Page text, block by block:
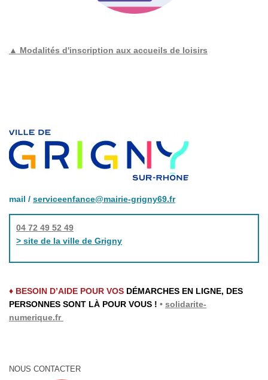
▲ Modalités d'inscription aux accueils de loisirs
mail / serviceenfance@mairie-grigny69.fr
04 72 49 52 49
> site de la ville de Grigny
♦ BESOIN D’AIDE POUR VOS DÉMARCHES EN LIGNE, DES
PERSONNES SONT LÀ POUR VOUS ! • solidarite-
numerique.fr
NOUS CONTACTER